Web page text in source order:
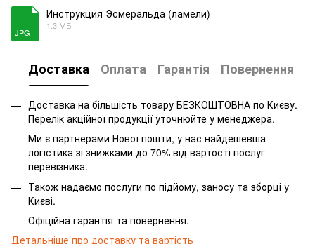
JPG
Инструкция Эсмеральда (ламели)
1.3 МБ
Доставка Оплата Гарантія Повернення
Доставка на більшість товару БЕЗКОШТОВНА по Києву.
Перелік акційної продукції уточнюйте у менеджера.
Ми є партнерами Нової пошти, у нас найдешевша
логістика зі знижками до 70% від вартості послуг
перевізника.
Також надаємо послуги по підйому, заносу та зборці у
Києві.
Офіційна гарантія та повернення.
Детальніше про доставку та вартість